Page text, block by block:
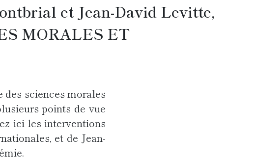
et Jean-David Levitte,
MORALES ET
des sciences morales
points de vue
ici les interventions
et de Jean-